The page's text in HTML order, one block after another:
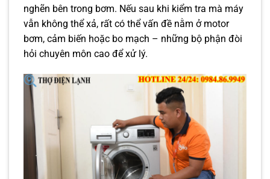
nghẽn bên trong bơm. Nếu sau khi kiểm tra mà máy
vẫn không thể xả, rất có thể vấn đề nằm ở motor
bơm, cảm biến hoặc bo mạch – những bộ phận đòi
hỏi chuyên môn cao để xử lý.